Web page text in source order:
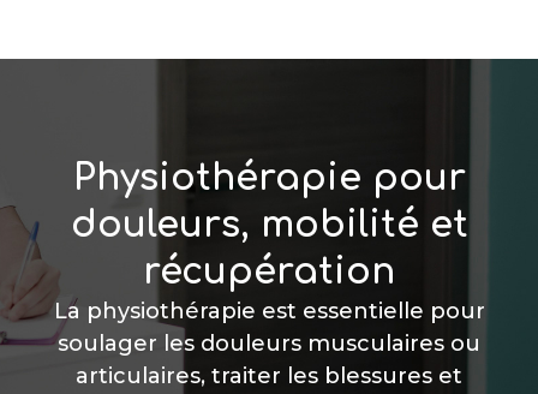
Physiothérapie pour
douleurs, mobilité et
récupération
La physiothérapie est essentielle pour
soulager les douleurs musculaires ou
articulaires, traiter les blessures et